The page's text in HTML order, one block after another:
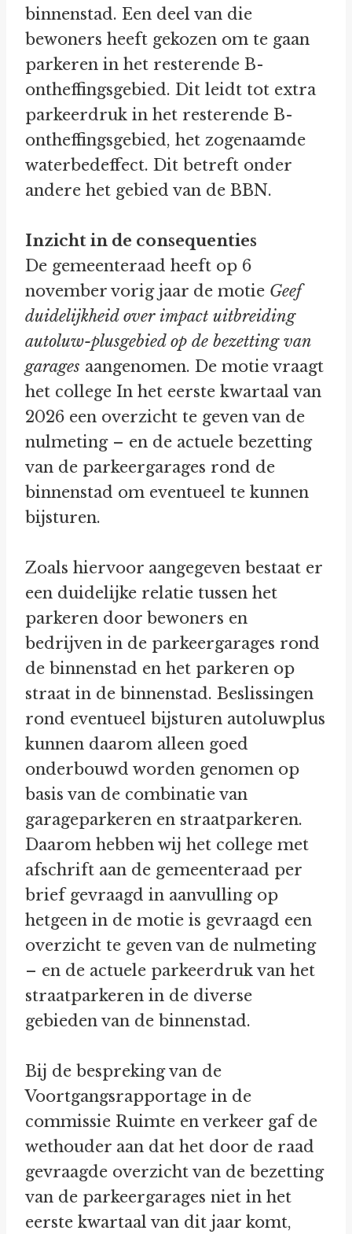
binnenstad. Een deel van die
bewoners heeft gekozen om te gaan
parkeren in het resterende B-
ontheffingsgebied. Dit leidt tot extra
parkeerdruk in het resterende B-
ontheffingsgebied, het zogenaamde
waterbedeffect. Dit betreft onder
andere het gebied van de BBN.
Inzicht in de consequenties
De gemeenteraad heeft op 6
november vorig jaar de motie Geef
duidelijkheid over impact uitbreiding
autoluw-plusgebied op de bezetting van
garages aangenomen. De motie vraagt
het college In het eerste kwartaal van
2026 een overzicht te geven van de
nulmeting – en de actuele bezetting
van de parkeergarages rond de
binnenstad om eventueel te kunnen
bijsturen.
Zoals hiervoor aangegeven bestaat er
een duidelijke relatie tussen het
parkeren door bewoners en
bedrijven in de parkeergarages rond
de binnenstad en het parkeren op
straat in de binnenstad. Beslissingen
rond eventueel bijsturen autoluwplus
kunnen daarom alleen goed
onderbouwd worden genomen op
basis van de combinatie van
garageparkeren en straatparkeren.
Daarom hebben wij het college met
afschrift aan de gemeenteraad per
brief gevraagd in aanvulling op
hetgeen in de motie is gevraagd een
overzicht te geven van de nulmeting
– en de actuele parkeerdruk van het
straatparkeren in de diverse
gebieden van de binnenstad.
Bij de bespreking van de
Voortgangsrapportage in de
commissie Ruimte en verkeer gaf de
wethouder aan dat het door de raad
gevraagde overzicht van de bezetting
van de parkeergarages niet in het
eerste kwartaal van dit jaar komt,